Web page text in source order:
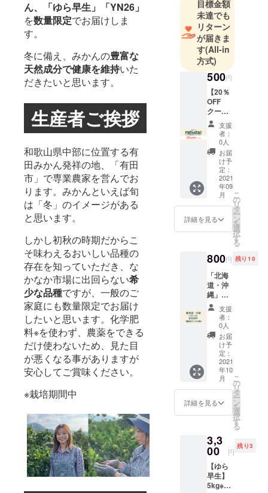
ん、
「ゆら早生」「YN26」
を数量限定でお届けしま
す。
冬に備え、みかんの豊富な
天然成分で健康を維持いた
だきたいと思います。
生産者ご挨拶
和歌山県中部に位置する有
田みかん発祥の地、「有田
市」で専業農家を営んでお
ります。みかんといえば旬
は「冬」のイメージがある
と思います。
しかし初秋の時期だからこ
そ味わえるおいしい品種の
存在を知っていただき、な
かなか市場に出回らない希
少な品種ですが、一般のご
家庭にも数量限定でお届け
したいと思います。化学肥
料※を使わず、農薬をできる
だけ使わないため、見た目
が悪くなる事がありますが
安心してご賞味ください。
※栽培期間中
たらいいな
と思う商品
を、お求め
やすく」お
届けする” を
コンセプト
に関西から
国内・世界
中に発信で
きる重要な
存在になれ
るようにと
いった意味
を込めて株
式会社ICTを
設立しまし
た。
何卒宜しく
お願い申し
上げます
目標金額
未達でも
リターン
が届きま
す(All-in
方式)
500円
【20％
OFF
クーポ
ン】わ
ごんせ
る公式
サイト
※クーポ
ンのご
利用は
おひと
り様1回
までと
させて
いただ
きま
回のご
注文に
つき1度
のみご
利用い
ただけ
ます。
（2回目
以降の
ご利用
は、基
本的に
キャン
セルさ
せてい
ただき
ます）
※クーポ
期限：
2021年
9月15
日〜12
月31日
迄 ※
支援
者：
0人
お届
け予
定：
2021
年09
月
詳細を見る
こ
の
リ
タ
ー
ン
を
選
択
す
る
800円 残り10
「北海
道・沖
縄」追
加送料
申し訳
ござい
ません
が、み
かんを
北海
道、沖
縄にお
届けす
る場合
は、各
リター
と合わ
せて、
追加で
お届け
する箱
数分ご
支援
者：
0人
お届
け予
定：
2021
年10
月
詳細を見る
こ
の
リ
タ
ー
ン
を
選
択
す
る
3,3
00 円
残り3
【ゆら
早生】
5kg※送